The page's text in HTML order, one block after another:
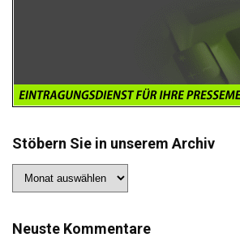
Stöbern Sie in unserem Archiv
Sie
Archiv
Neuste Kommentare